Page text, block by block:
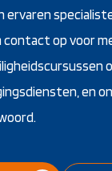
ervaren
contact op voor
en